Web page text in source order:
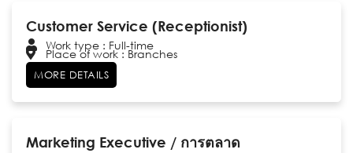
Customer Service (Receptionist)
Work type : Full-time
Place of work : Branches
MORE DETAILS
Marketing Executive / การตลาด